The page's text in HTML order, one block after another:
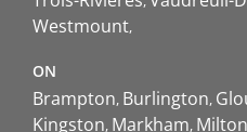
Westmount
ON
Brampton Burlington
Kingston Markham Milton